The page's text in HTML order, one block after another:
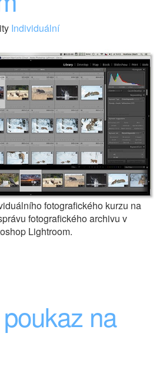
Individuální
fotografického kurzu na
fotografického archivu v
Lightroom.
na